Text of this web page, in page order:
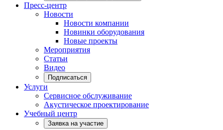
Пресс-центр
Новости
Новости компании
Новинки оборудования
Новые проекты
Мероприятия
Статьи
Видео
Подписаться
Услуги
Сервисное обслуживание
Акустическое проектирование
Учебный центр
Заявка на участие